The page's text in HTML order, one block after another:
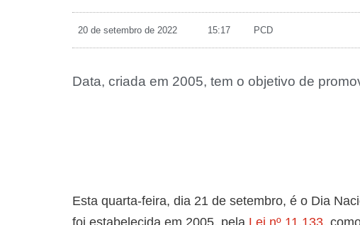
20 de setembro de 2022 15:17 PCD
Data, criada em 2005, tem o objetivo de
Esta quarta-feira, dia 21 de setembro, é o Dia
foi estabelecida em 2005, pela Lei nº 11.133,